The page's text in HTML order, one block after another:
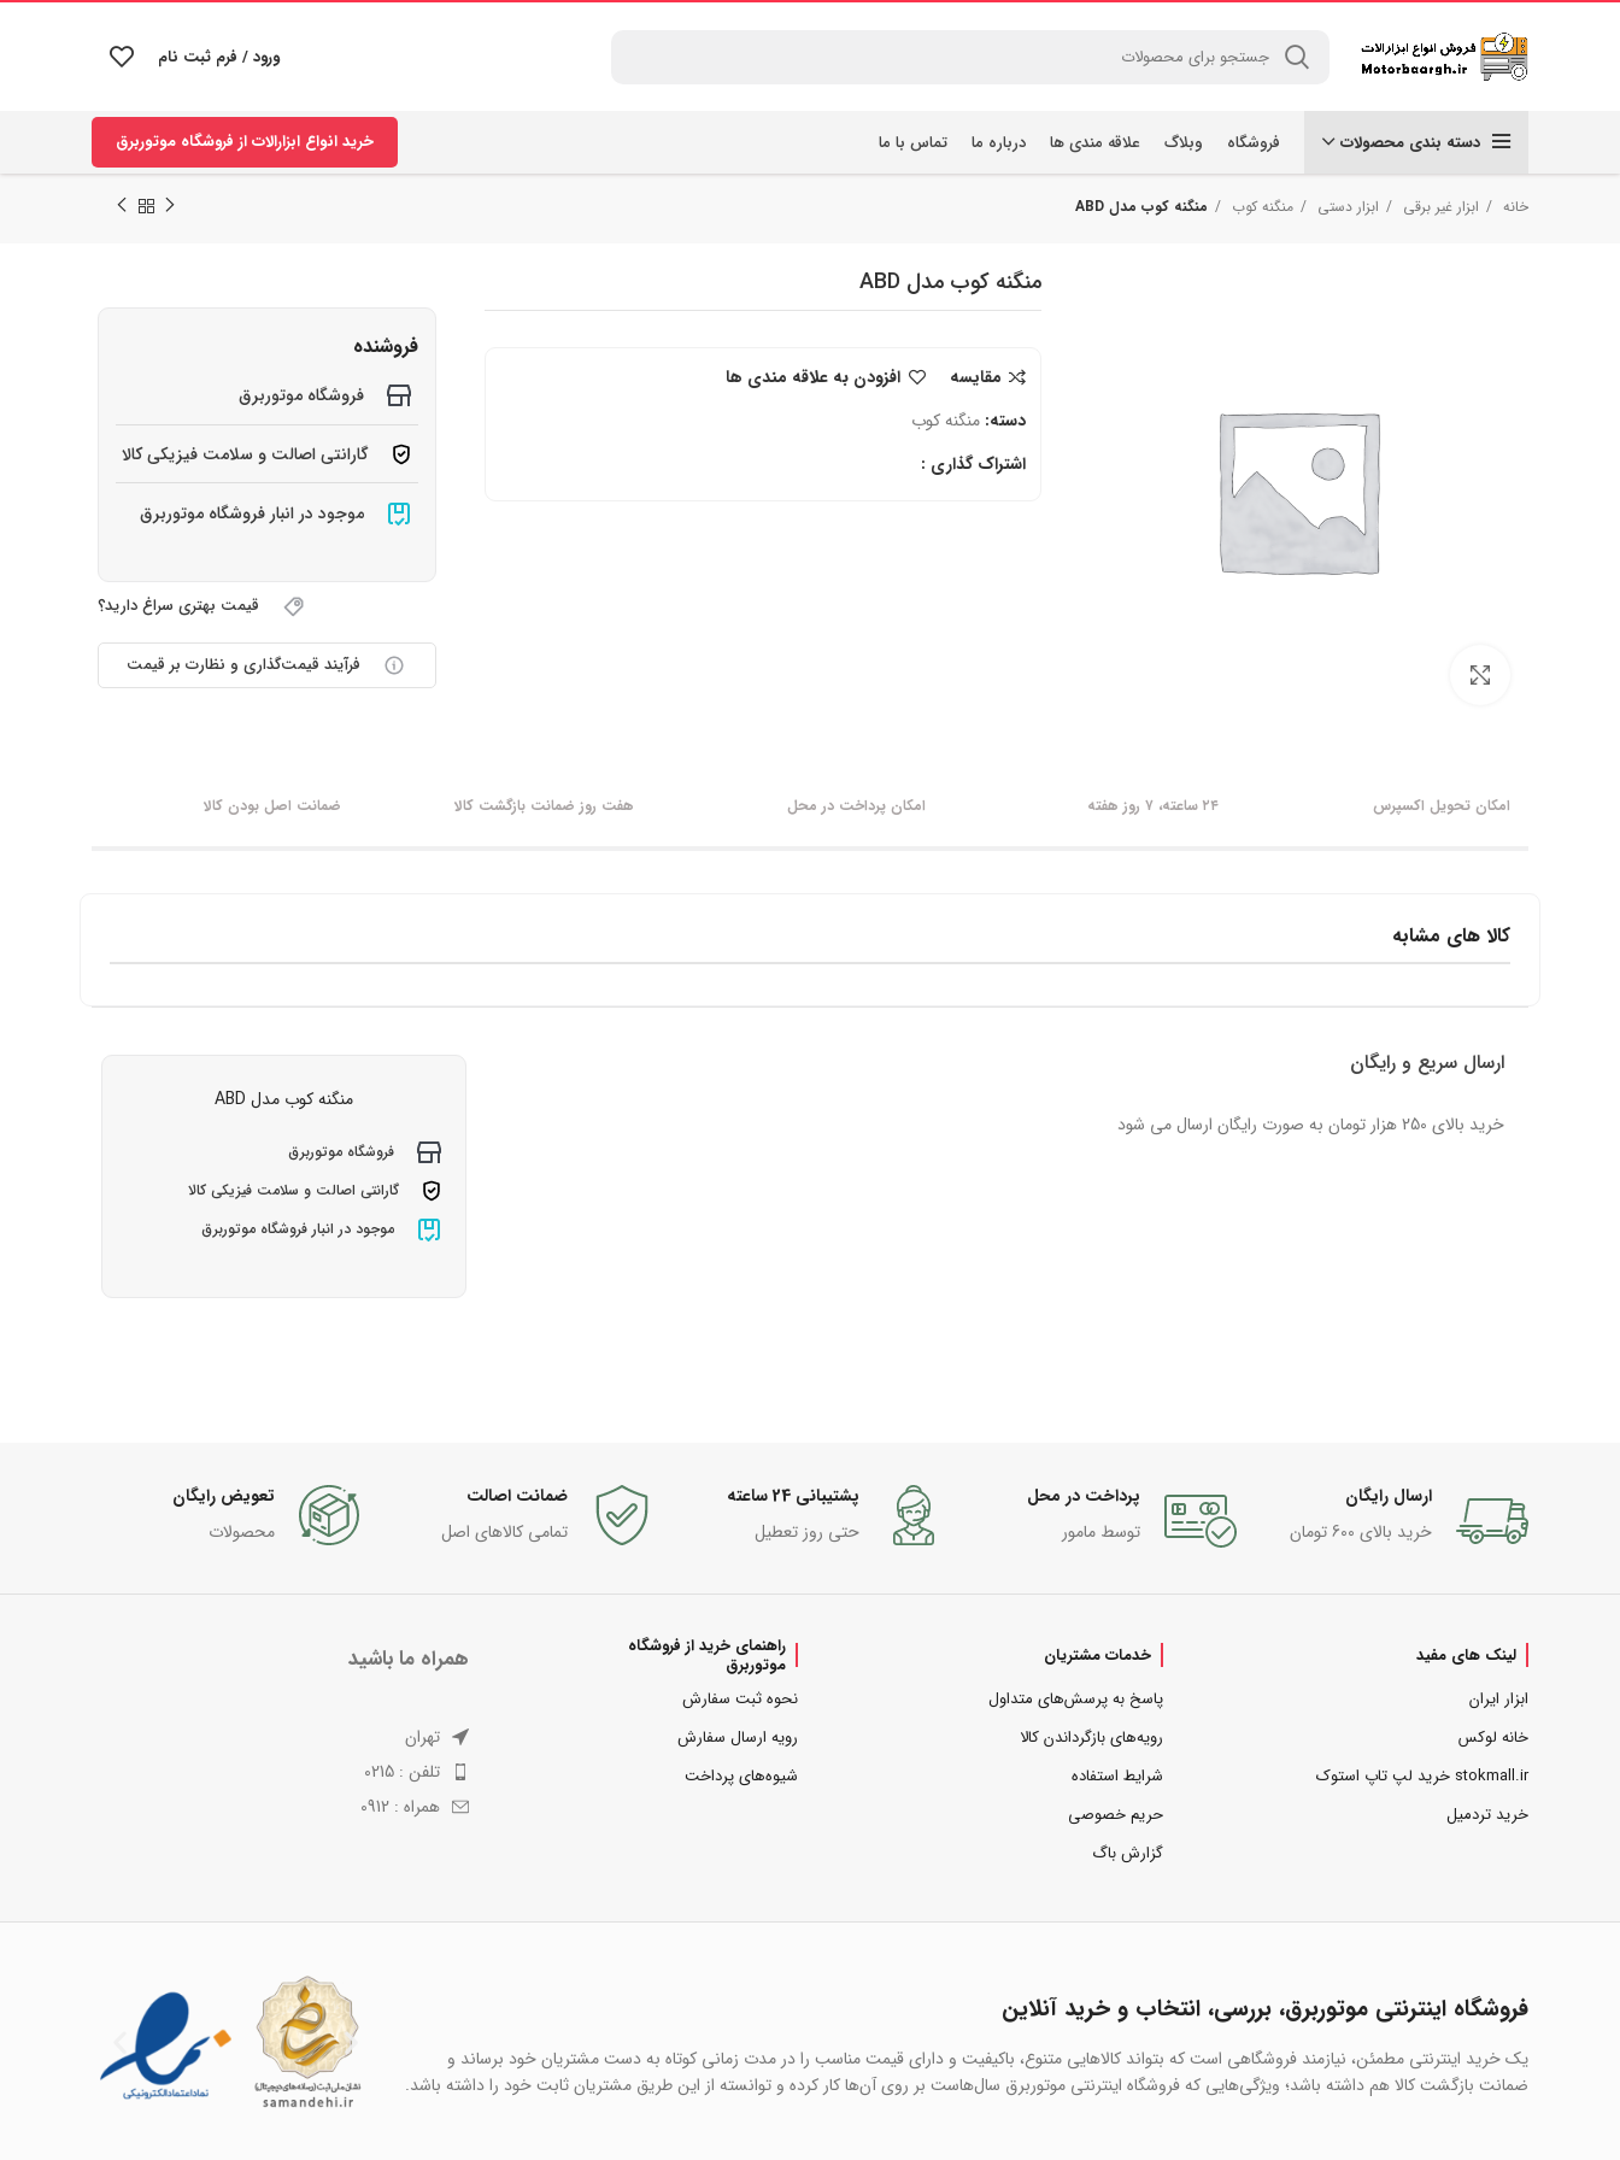
ورود / فرم ثبت نام
دسته بندی محصولات فروشگاه وبلاگ علاقه مندی ها درباره ما تماس با ما خرید انواع ابزارالات از فروشگاه موتوربرق
خانه ابزار غیر برقی ابزار دستی منگنه کوب منگنه کوب مدل ABD
منگنه کوب مدل ABD
مقایسه
افزودن به علاقه مندی ها
دسته: منگنه کوب
اشتراک گذاری :
فروشنده
فروشگاه موتوربرق
گارانتی اصالت و سلامت فیزیکی کالا
موجود در انبار فروشگاه موتوربرق
قیمت بهتری سراغ دارید؟
فرآیند قیمت‌گذاری و نظارت بر قیمت
امکان تحویل اکسپرس ۲۴ ساعته، ۷ روز هفته امکان پرداخت در محل هفت روز ضمانت بازگشت کالا ضمانت اصل بودن کالا
کالا های مشابه
ارسال سریع و رایگان
خرید بالای 250 هزار تومان به صورت رایگان ارسال می شود
منگنه کوب مدل ABD
فروشگاه موتوربرق
گارانتی اصالت و سلامت فیزیکی کالا
موجود در انبار فروشگاه موتوربرق
ارسال رایگان
خرید بالای 600 تومان
پرداخت در محل
توسط مامور
پشتیبانی 24 ساعته
حتی روز تعطیل
ضمانت اصالت
تمامی کالاهای اصل
تعویض رایگان
محصولات
لینک های مفید
ابزار ایران
خانه لوکس
stokmall.ir خرید لپ تاپ استوک
خرید تردمیل
خدمات مشتریان
پاسخ به پرسش‌های متداول
رویه‌های بازگرداندن کالا
شرایط استفاده
حریم خصوصی
گزارش باگ
راهنمای خرید از فروشگاه
موتوربرق
نحوه ثبت سفارش
رویه ارسال سفارش
شیوه‌های پرداخت
همراه ما باشید
تهران
تلفن : 0215
همراه : 0912
فروشگاه اینترنتی موتوربرق، بررسی، انتخاب و خرید آنلاین
یک خرید اینترنتی مطمئن، نیازمند فروشگاهی است که بتواند کالاهایی متنوع، باکیفیت و دارای قیمت مناسب را در مدت زمانی کوتاه به دست مشتریان خود برساند و
ضمانت بازگشت کالا هم داشته باشد؛ ویژگی‌هایی که فروشگاه اینترنتی موتوربرق سال‌هاست بر روی آن‌ها کار کرده و توانسته از این طریق مشتریان ثابت خود را داشته باشد.